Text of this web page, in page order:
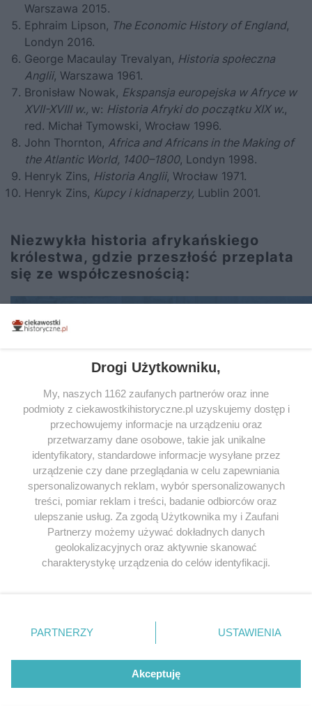
Warszawa 2015.
Ephraim Lipson, The Economic History of England,
Londyn 2016.
George Macaulay Trevalyan, Historia społeczna
Anglii, Warszawa 1961.
Bronisław Nowak, Ekspansja europejska w Afryce w
XVII-XVIII w., w: Historia Afryki do początku XIX w.,
red. Michał Tymowski, Wrocław 1996.
John Thornton, Africa and Africans in the Making of
the Atlantic World, 1400–1800, Londyn 1998.
Henryk Zins, Historia Anglii, Wrocław 1971.
Henryk Zins, Kupcy i kidnaperzy, Lublin 2001.
Niezwykła historia afrykańskiego
królestwa, gdzie przeszłość przeplata
się ze współczesnością:
Drogi Użytkowniku,
My, naszych 1162 zaufanych partnerów oraz inne
podmioty z ciekawostkihistoryczne.pl uzyskujemy dostęp i
przechowujemy informacje na urządzeniu oraz
przetwarzamy dane osobowe, takie jak unikalne
identyfikatory, standardowe informacje wysyłane przez
urządzenie czy dane przeglądania w celu zapewniania
spersonalizowanych reklam, wybór spersonalizowanych
treści, pomiar reklam i treści, badanie odbiorców oraz
ulepszanie usług. Za zgodą Użytkownika my i Zaufani
Partnerzy możemy używać dokładnych danych
geolokalizacyjnych oraz aktywnie skanować
charakterystykę urządzenia do celów identyfikacji.
zmienić/wycofać klikając przycisk ustawień prywatności
znajdujący się w lewym dolnym rogu strony
. Niektóre
użytkownika, ale masz prawo sprzeciwić się takiemu
przetwarzaniu. Preferencje będą miały zastosowania tylko
PARTNERZY USTAWIENIA
Akceptuję